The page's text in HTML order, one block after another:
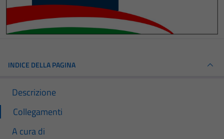
INDICE DELLA PAGINA
Descrizione
Collegamenti
A cura di